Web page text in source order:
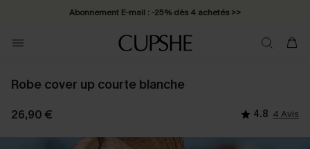
Abonnement E-mail : -25% dès 4 achetés >>
Robe cover up courte blanche
26,90 € 4.8 4 Avis